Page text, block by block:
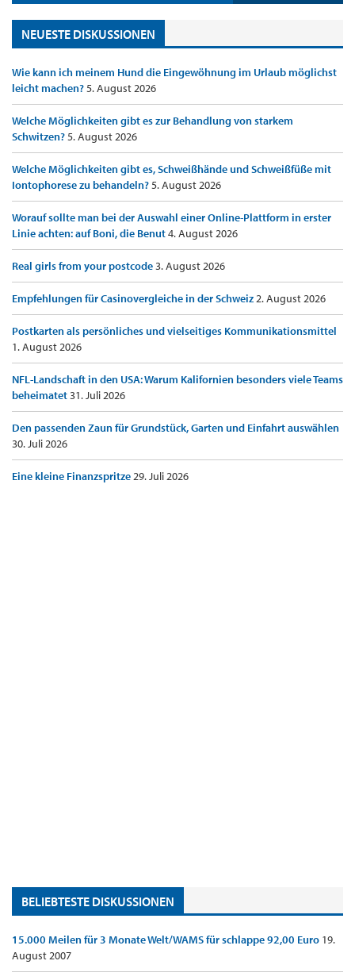
NEUESTE DISKUSSIONEN
Wie kann ich meinem Hund die Eingewöhnung im Urlaub möglichst
leicht machen?5. August 2026
Welche Möglichkeiten gibt es zur Behandlung von starkem
Schwitzen?5. August 2026
Welche Möglichkeiten gibt es, Schweißhände und Schweißfüße mit
Iontophorese zu behandeln?5. August 2026
Worauf sollte man bei der Auswahl einer Online-Plattform in erster
Linie achten: auf Boni, die Benut4. August 2026
Real girls from your postcode3. August 2026
Empfehlungen für Casinovergleiche in der Schweiz2. August 2026
Postkarten als persönliches und vielseitiges Kommunikationsmittel
1. August 2026
NFL-Landschaft in den USA: Warum Kalifornien besonders viele Teams
beheimatet31. Juli 2026
Den passenden Zaun für Grundstück, Garten und Einfahrt auswählen
30. Juli 2026
Eine kleine Finanzspritze29. Juli 2026
BELIEBTESTE DISKUSSIONEN
15.000 Meilen für 3 Monate Welt/WAMS für schlappe 92,00 Euro 19.
August 2007